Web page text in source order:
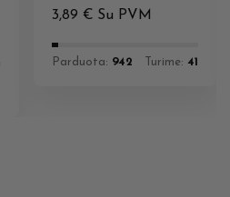
3,89 € Su PVM
Parduota: 942 Turime: 41